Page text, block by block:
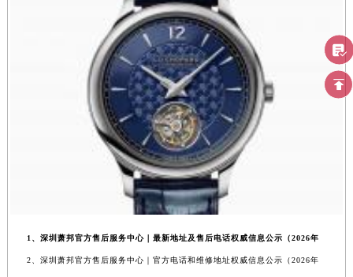
1、深圳萧邦官方售后服务中心｜最新地址及售后电话权威信息公示（2026年
2、深圳萧邦官方售后服务中心｜官方电话和维修地址权威信息公示（2026年